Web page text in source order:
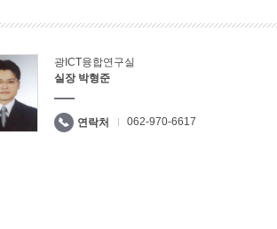
광ICT융합연구실
실장 박형준
연락처 062-970-6617